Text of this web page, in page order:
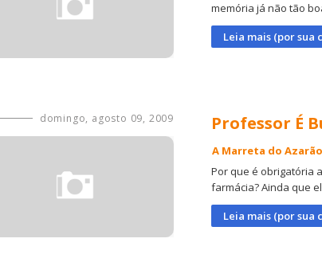
memória já não tão
Leia mais (por sua
domingo, agosto 09, 2009 Professor É
A Marreta do Azarão
Por que é obrigatória
farmácia? Ainda que
Leia mais (por sua